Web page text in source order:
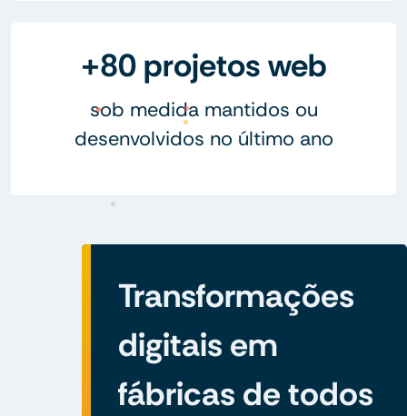
+80 projetos web
sob medida mantidos ou
desenvolvidos no último ano
Transformações
digitais em
fábricas de todos